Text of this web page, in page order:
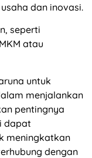
dan inovasi.
seperti
atau
untuk
menjalankan
pentingnya
dapat
meningkatkan
dengan